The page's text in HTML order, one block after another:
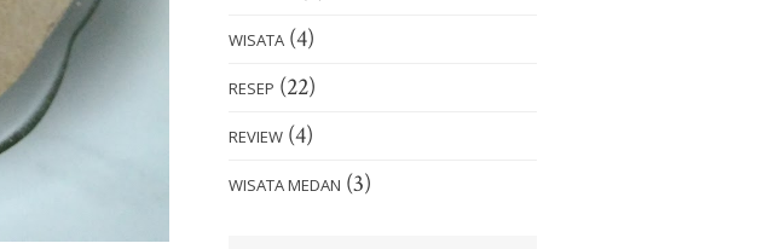
WISATA (4)
RESEP (22)
REVIEW (4)
WISATA MEDAN (3)